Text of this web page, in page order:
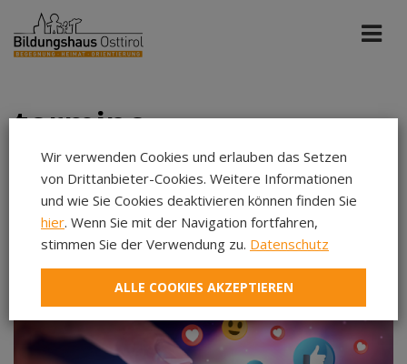
termine
Haus der Begegnung Jun 2026
Aug 2026
Sep 2026
Okt 2026
Nov 2026
Dez 2026
Wir verwenden Cookies und erlauben das Setzen
von Drittanbieter-Cookies. Weitere Informationen
und wie Sie Cookies deaktivieren können finden Sie
hier. Wenn Sie mit der Navigation fortfahren,
stimmen Sie der Verwendung zu. Datenschutz
ALLE COOKIES AKZEPTIEREN